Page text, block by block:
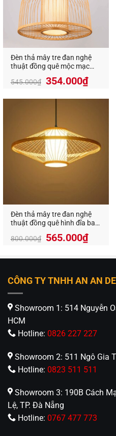
Địa Chỉ:
412 Phạm Văn
Tp.Hồ Chí Minh
Hotline: 0826.227.227
https://anandecor.vn/
Đèn thả mây tre đan nghệ
thuật đồng quê mộc mạc
545.000₫ Giá
là:
354.000₫Giá
hiện
tại
Đèn thả mây tre đan nghệ
thuật đồng quê hình đĩa bay
800.000₫
Giá
là:
565.000₫Giá
hiện
tại
CÔNG TY TNHH AN AN
Showroom 1: 514 Nguyễn
HCM
Hotline: 0826 227 227
Showroom 2: 511 Ngô Gia
Hotline: 0823 511 511
Showroom 3: 190B Cách
Lệ, TP. Đà Nẵng
Hotline: 0767 477 773